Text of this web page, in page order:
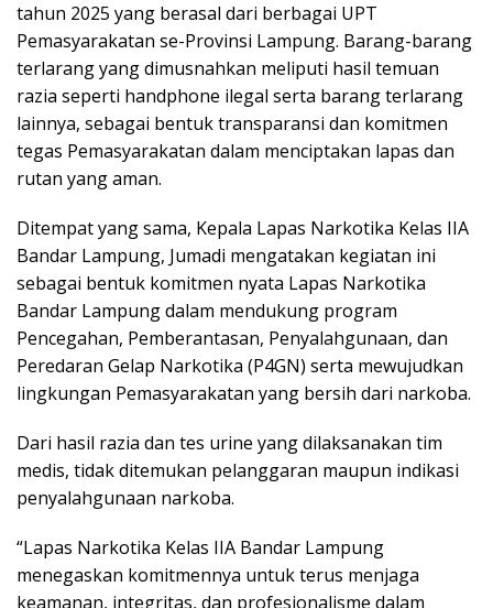
tahun 2025 yang berasal dari berbagai UPT
Pemasyarakatan se-Provinsi Lampung. Barang-barang
terlarang yang dimusnahkan meliputi hasil temuan
razia seperti handphone ilegal serta barang terlarang
lainnya, sebagai bentuk transparansi dan komitmen
tegas Pemasyarakatan dalam menciptakan lapas dan
rutan yang aman.
Ditempat yang sama, Kepala Lapas Narkotika Kelas IIA
Bandar Lampung, Jumadi mengatakan kegiatan ini
sebagai bentuk komitmen nyata Lapas Narkotika
Bandar Lampung dalam mendukung program
Pencegahan, Pemberantasan, Penyalahgunaan, dan
Peredaran Gelap Narkotika (P4GN) serta mewujudkan
lingkungan Pemasyarakatan yang bersih dari narkoba.
Dari hasil razia dan tes urine yang dilaksanakan tim
medis, tidak ditemukan pelanggaran maupun indikasi
penyalahgunaan narkoba.
“Lapas Narkotika Kelas IIA Bandar Lampung
menegaskan komitmennya untuk terus menjaga
keamanan, integritas, dan profesionalisme dalam